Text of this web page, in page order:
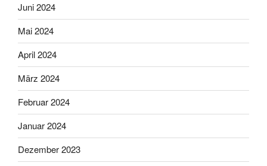
Juni 2024
Mai 2024
April 2024
März 2024
Februar 2024
Januar 2024
Dezember 2023